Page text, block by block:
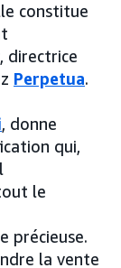
constitue
directrice
Perpetua.
, donne
qui,
le
précieuse.
la vente